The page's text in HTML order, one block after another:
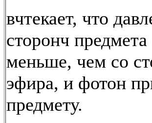
вчтекает, что
сторонч
меньше, чем со
эфира, и фотон
предмету.